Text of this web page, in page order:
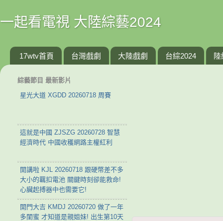
一起看電視 大陸綜藝2024
17wtv首頁 台灣戲劇 大陸戲劇 台綜2024 陸
綜藝節目 最新影片
星光大道 XGDD 20260718 周賽
這就是中國 ZJSZG 20260728 智慧
經濟時代 中國收穫網路主權紅利
開講啦 KJL 20260718 跟硬幣差不多
大小的羈扣電池 關鍵時刻卻能救命!
心臟起搏器中也需要它!
開門大吉 KMDJ 20260720 做了一年
多閨蜜 才知道是親姐妹! 出生第10天